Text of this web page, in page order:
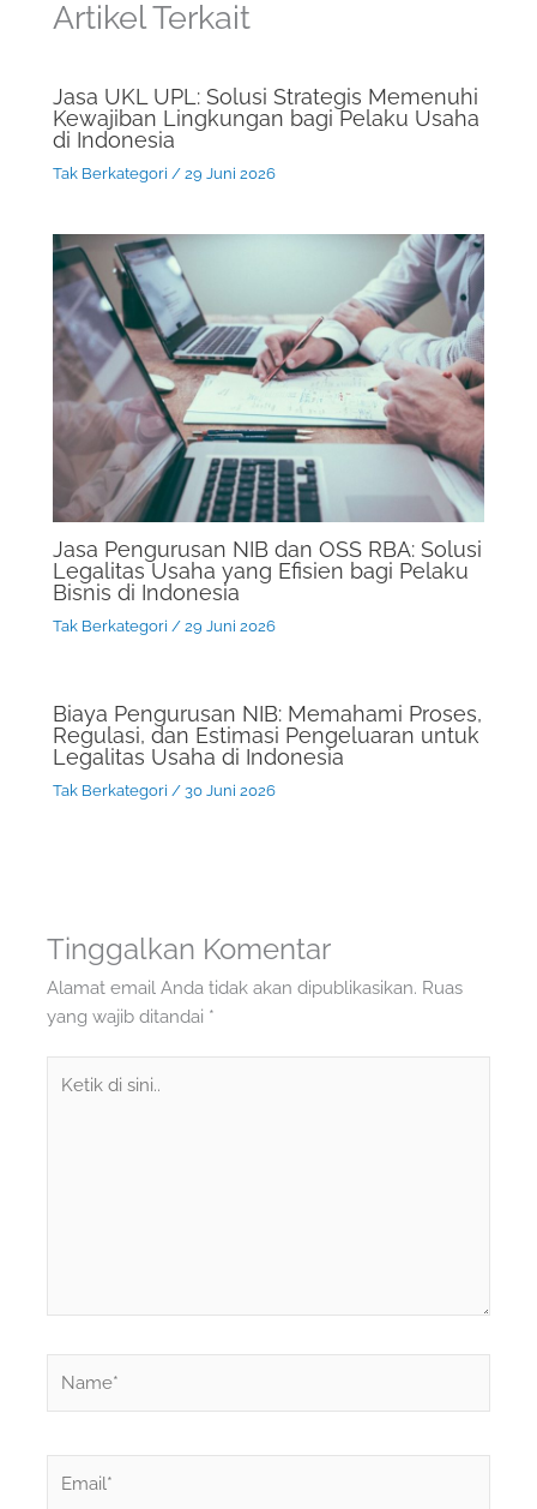
Artikel Terkait
Jasa UKL UPL: Solusi Strategis Memenuhi
Kewajiban Lingkungan bagi Pelaku Usaha
di Indonesia
Tak Berkategori /29 Juni 2026
Jasa Pengurusan NIB dan OSS RBA: Solusi
Legalitas Usaha yang Efisien bagi Pelaku
Bisnis di Indonesia
Tak Berkategori /29 Juni 2026
Biaya Pengurusan NIB: Memahami Proses,
Regulasi, dan Estimasi Pengeluaran untuk
Legalitas Usaha di Indonesia
Tak Berkategori /30 Juni 2026
Tinggalkan Komentar
Alamat email Anda tidak akan dipublikasikan. Ruas
yang wajib ditandai *